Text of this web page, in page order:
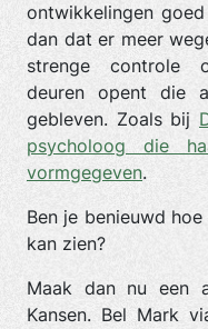
ontwikkelingen
dan dat er meer
strenge controle
deuren opent die
gebleven. Zoals bij
psycholoog die
vormgegeven.
Ben je benieuwd
kan zien?
Maak dan nu een
Kansen. Bel Mark